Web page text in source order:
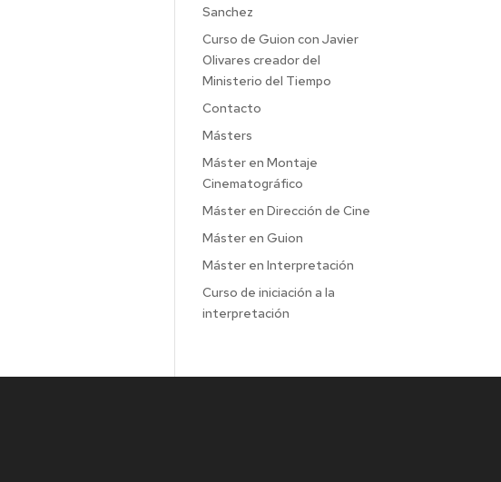
Sanchez
Curso de Guion con Javier
Olivares creador del
Ministerio del Tiempo
Contacto
Másters
Máster en Montaje
Cinematográfico
Máster en Dirección de Cine
Máster en Guion
Máster en Interpretación
Curso de iniciación a la
interpretación